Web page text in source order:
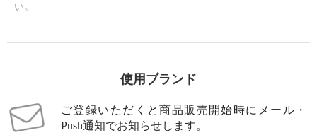
い。
使用ブランド
ご登録いただくと商品販売開始時にメール・
Push通知でお知らせします。